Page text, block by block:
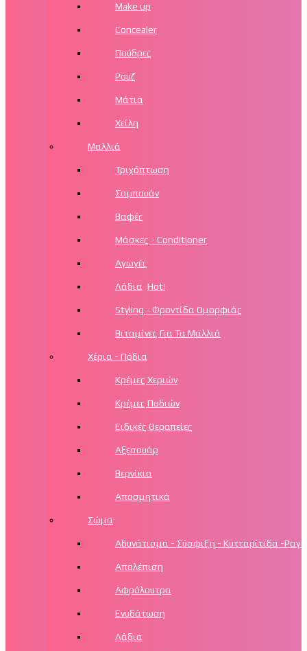
Make up
Concealer
Πούδρες
Ρουζ
Μάτια
Χείλη
Μαλλιά
Τριχόπτωση
Σαμπουάν
Βαφές
Μάσκες - Conditioner
Αγωγές
Λάδια Hot!
Styling - Φροντίδα Ομορφιάς
Βιταμίνες Για Τα Μαλλιά
Χέρια - Πόδια
Κρέμες Χεριών
Κρέμες Ποδιών
Ειδικές Θεραπείες
Αξεσουάρ
Βερνίκια
Αποσμητικά
Σώμα
Αδυνάτισμα - Σύσφιξη - Κυτταρίτιδα -
Απολέπιση
Αφρόλουτρα
Ενυδάτωση
Λάδια